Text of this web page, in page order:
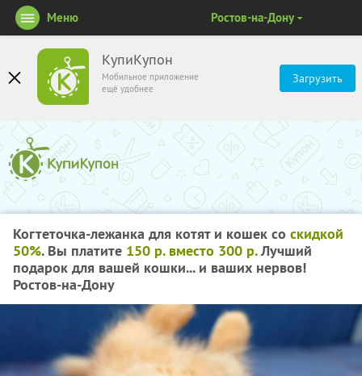
КупиКупон
Мобильное приложение
ещё удобнее
Загрузить
Меню Ростов-на-Дону
Когтеточка-лежанка для котят и кошек со скидкой
50%. Вы платите 150 р. вместо 300 р.Лучший
подарок для вашей кошки... и ваших нервов!
Ростов-на-Дону